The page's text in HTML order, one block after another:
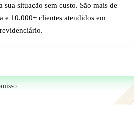
sua situação sem custo. São mais de
e 10.000+ clientes atendidos em